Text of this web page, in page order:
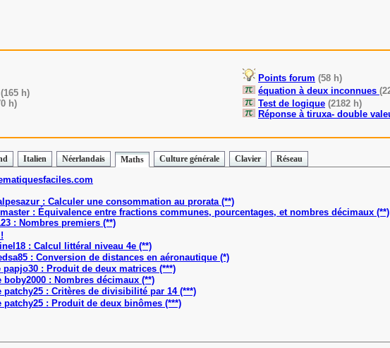
Points forum (58 h)
(165 h) équation à deux inconnues
h) Test de logique (2182 h)
Réponse à tiruxa- double
Italien Néerlandais Maths Culture générale Clavier Réseau
: Calculer une consommation au prorata (**)
: Équivalence entre fractions communes, pourcentages, et nombres décimaux (**)
: Nombres premiers (**)
: Calcul littéral niveau 4e (**)
: Conversion de distances en aéronautique (*)
papjo30 : Produit de deux matrices (***)
boby2000 : Nombres décimaux (**)
patchy25 : Critères de divisibilité par 14 (***)
patchy25 : Produit de deux binômes (***)